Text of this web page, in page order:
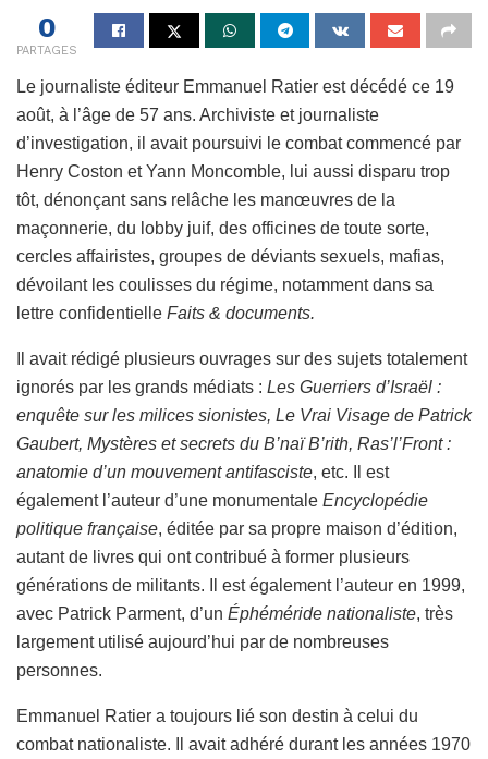
0
PARTAGES
Le journaliste éditeur Emmanuel Ratier est décédé ce 19
août, à l’âge de 57 ans. Archiviste et journaliste
d’investigation, il avait poursuivi le combat commencé par
Henry Coston et Yann Moncomble, lui aussi disparu trop
tôt, dénonçant sans relâche les manœuvres de la
maçonnerie, du lobby juif, des officines de toute sorte,
cercles affairistes, groupes de déviants sexuels, mafias,
dévoilant les coulisses du régime, notamment dans sa
lettre confidentielle Faits & documents.
Il avait rédigé plusieurs ouvrages sur des sujets totalement
ignorés par les grands médiats : Les Guerriers d’Israël :
enquête sur les milices sionistes, Le Vrai Visage de Patrick
Gaubert, Mystères et secrets du B’naï B’rith, Ras’l’Front :
anatomie d’un mouvement antifasciste, etc. Il est
également l’auteur d’une monumentale Encyclopédie
politique française, éditée par sa propre maison d’édition,
autant de livres qui ont contribué à former plusieurs
générations de militants. Il est également l’auteur en 1999,
avec Patrick Parment, d’un Éphéméride nationaliste, très
largement utilisé aujourd’hui par de nombreuses
personnes.
Emmanuel Ratier a toujours lié son destin à celui du
combat nationaliste. Il avait adhéré durant les années 1970